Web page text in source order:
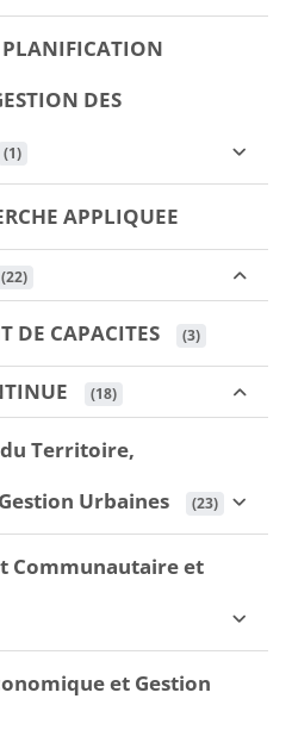
DES
(1)
APPLIQUEE
(22)
DE CAPACITES (3)
(18)
Territoire,
Urbaines
(23)
Communautaire et
et Gestion